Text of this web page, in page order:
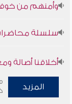
وأمنهم من خوف
سلسلة محاضرات
أخلاقنا أصالة
وأمنهم من
المزيد